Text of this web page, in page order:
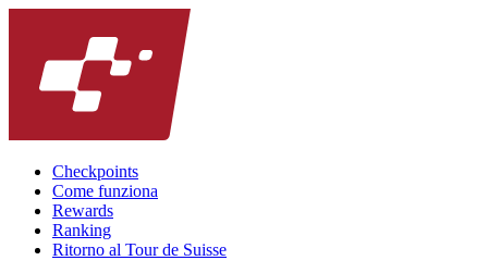
Checkpoints
Come funziona
Rewards
Ranking
Ritorno al Tour de Suisse